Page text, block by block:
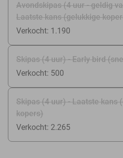
Avondskipas (4 uur - geldig
Laatste kans (gelukkige
Verkocht: 1.190
Skipas (4 uur) - Early bird
Verkocht: 500
Skipas (4 uur) - Laatste kans
kopers)
Verkocht: 2.265